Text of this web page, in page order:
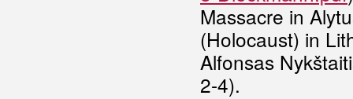
Massacre in
(Holocaust) in
Alfonsas
2-4).